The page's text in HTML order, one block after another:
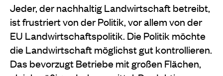
Jeder, der nachhaltig Landwirtschaft betreibt,
ist frustriert von der Politik, vor allem von der
EU Landwirtschaftspolitik. Die Politik möchte
die Landwirtschaft möglichst gut kontrollieren.
Das bevorzugt Betriebe mit großen Flächen,